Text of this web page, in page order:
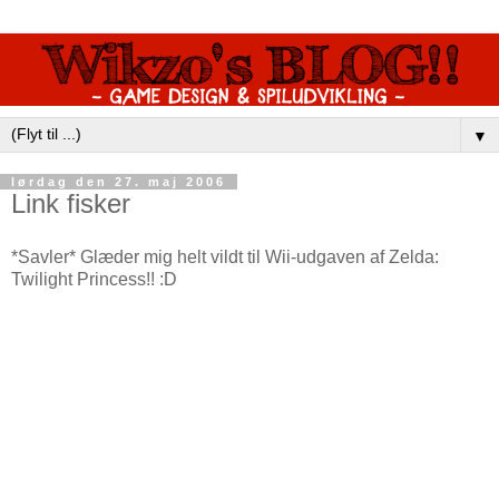
▼
lørdag den 27. maj 2006
Link fisker
*Savler* Glæder mig helt vildt til Wii-udgaven af Zelda:
Twilight Princess!! :D